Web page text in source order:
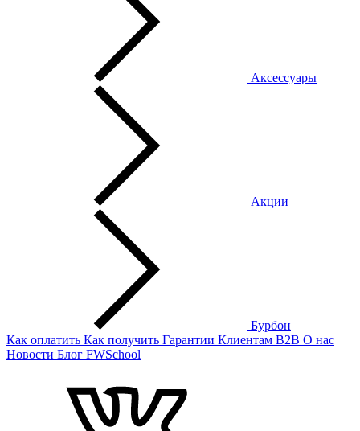
Аксессуары
Акции
Бурбон
Как оплатить Как получить Гарантии Клиентам B2B О нас
Новости Блог FWSchool